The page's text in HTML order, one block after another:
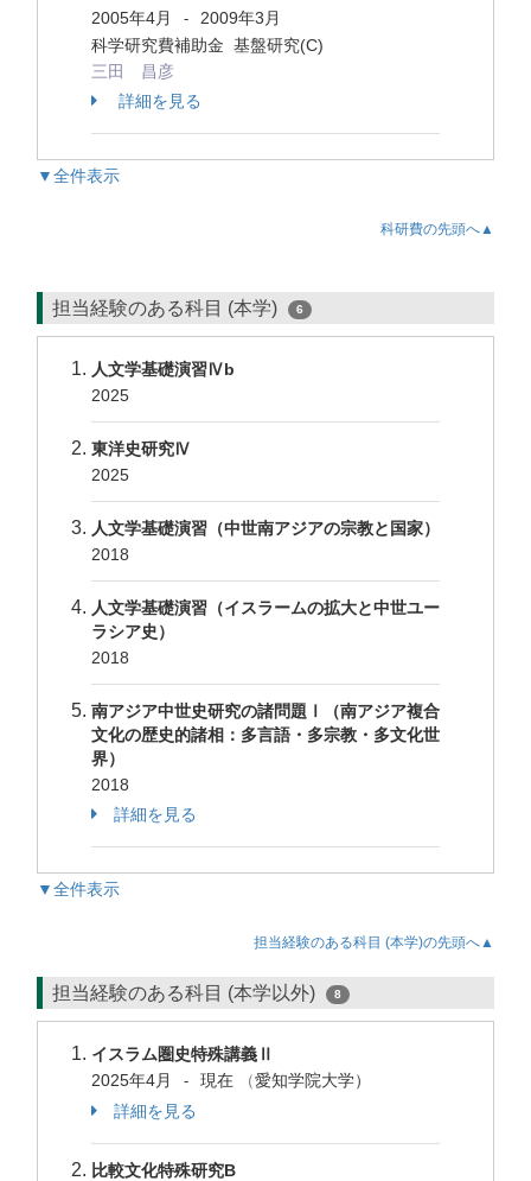
2005年4月
-
2009年3月
科学研究費補助金 基盤研究(C)
三田 昌彦
詳細を見る
▼全件表示
科研費の先頭へ▲
担当経験のある科目 (本学) 6
人文学基礎演習Ⅳb
2025
東洋史研究Ⅳ
2025
人文学基礎演習（中世南アジアの宗教と国家）
2018
人文学基礎演習（イスラームの拡大と中世ユー
ラシア史）
2018
南アジア中世史研究の諸問題Ⅰ（南アジア複合
文化の歴史的諸相：多言語・多宗教・多文化世
界）
2018
詳細を見る
▼全件表示
担当経験のある科目 (本学)の先頭へ▲
担当経験のある科目 (本学以外) 8
イスラム圏史特殊講義Ⅱ
2025年4月
- 現在 （愛知学院大学）
詳細を見る
比較文化特殊研究B